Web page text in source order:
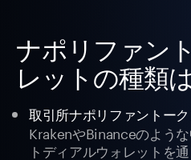
ナポリファン
レットの種類
取引所ナポリファントー
KrakenやBinanceのよう
トディアルウォレットを